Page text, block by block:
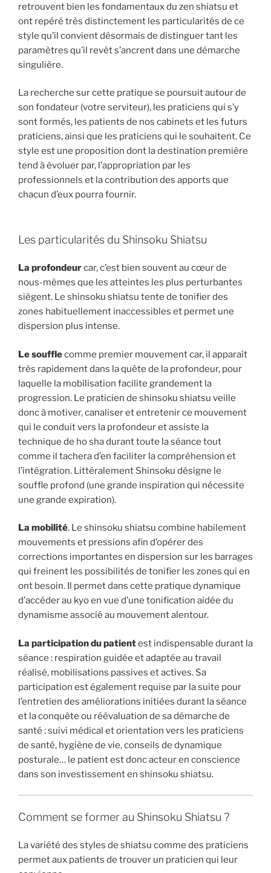
retrouvent bien les fondamentaux du zen shiatsu et
ont repéré très distinctement les particularités de ce
style qu’il convient désormais de distinguer tant les
paramètres qu’il revêt s’ancrent dans une démarche
singulière.
La recherche sur cette pratique se poursuit autour de
son fondateur (votre serviteur), les praticiens qui s’y
sont formés, les patients de nos cabinets et les futurs
praticiens, ainsi que les praticiens qui le souhaitent. Ce
style est une proposition dont la destination première
tend à évoluer par, l’appropriation par les
professionnels et la contribution des apports que
chacun d’eux pourra fournir.
Les particularités du Shinsoku Shiatsu
La profondeurcar, c’est bien souvent au cœur de
nous-mêmes que les atteintes les plus perturbantes
siègent. Le shinsoku shiatsu tente de tonifier des
zones habituellement inaccessibles et permet une
dispersion plus intense.
Le soufflecomme premier mouvement car, il apparaît
très rapidement dans la quête de la profondeur, pour
laquelle la mobilisation facilite grandement la
progression. Le praticien de shinsoku shiatsu veille
donc à motiver, canaliser et entretenir ce mouvement
qui le conduit vers la profondeur et assiste la
technique de ho sha durant toute la séance tout
comme il tachera d’en faciliter la compréhension et
l’intégration. Littéralement Shinsoku désigne le
souffle profond (une grande inspiration qui nécessite
une grande expiration).
La mobilité. Le shinsoku shiatsu combine habilement
mouvements et pressions afin d’opérer des
corrections importantes en dispersion sur les barrages
qui freinent les possibilités de tonifier les zones qui en
ont besoin. Il permet dans cette pratique dynamique
d’accéder au kyo en vue d’une tonification aidée du
dynamisme associé au mouvement alentour.
La participation du patientest indispensable durant la
séance : respiration guidée et adaptée au travail
réalisé, mobilisations passives et actives. Sa
participation est également requise par la suite pour
l’entretien des améliorations initiées durant la séance
et la conquête ou réévaluation de sa démarche de
santé : suivi médical et orientation vers les praticiens
de santé, hygiène de vie, conseils de dynamique
posturale… le patient est donc acteur en conscience
dans son investissement en shinsoku shiatsu.
Comment se former au Shinsoku Shiatsu ?
La variété des styles de shiatsu comme des praticiens
permet aux patients de trouver un praticien qui leur